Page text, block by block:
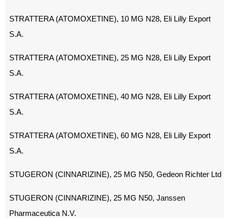
STRATTERA (ATOMOXETINE), 10 MG N28, Eli Lilly Export
S.A.
STRATTERA (ATOMOXETINE), 25 MG N28, Eli Lilly Export
S.A.
STRATTERA (ATOMOXETINE), 40 MG N28, Eli Lilly Export
S.A.
STRATTERA (ATOMOXETINE), 60 MG N28, Eli Lilly Export
S.A.
STUGERON (CINNARIZINE), 25 MG N50, Gedeon Richter Ltd
STUGERON (CINNARIZINE), 25 MG N50, Janssen
Pharmaceutica N.V.